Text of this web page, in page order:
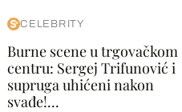
CELEBRITY
Burne scene u trgovačkom
centru: Sergej Trifunović i
supruga uhićeni nakon
svađe!...